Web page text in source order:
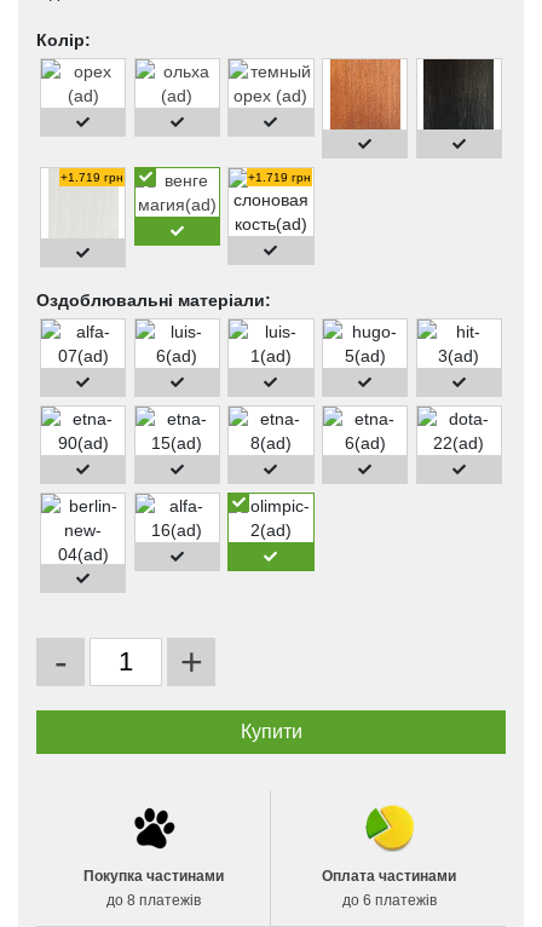
Колір:
+1.719 грн +1.719 грн
Оздоблювальні матеріали:
- +
Покупка частинами
до 8 платежів
Оплата частинами
до 6 платежів